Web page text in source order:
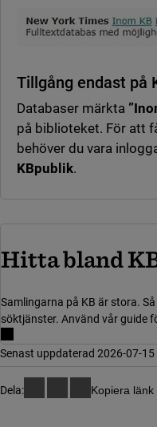
Tillgång endast på
Databaser märkta
på biblioteket. För att
behöver du vara
KBpublik.
Hitta bland
Samlingarna på KB är stora.
söktjänster. Använd vår guide
Senast uppdaterad 2026-07-15
Dela: Kopiera länk